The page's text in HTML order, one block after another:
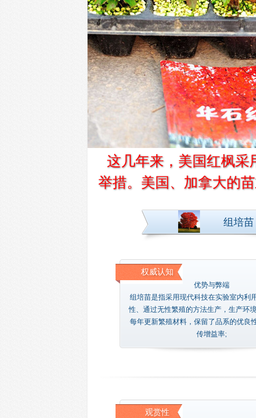
这几年来，美国红枫采
举措。美国、加拿大的
组培苗
权威认知
优势与弊端
组培苗是指采用现代科技在实验室内利
性、通过无性繁殖的方法生产，生产环
每年更新繁殖材料，保留了品系的优良
传增益率;
观赏性